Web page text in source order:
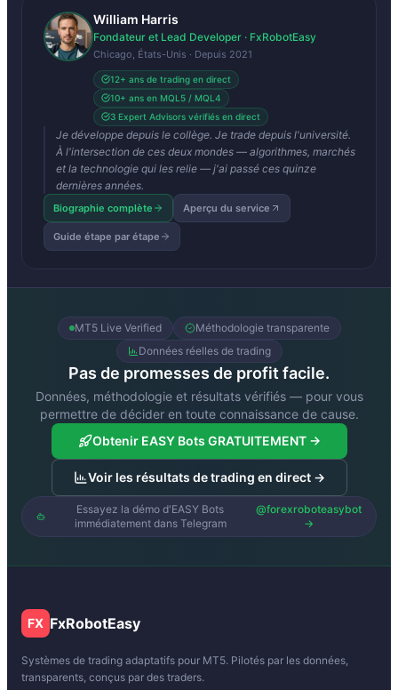
William Harris
Fondateur et Lead Developer · FxRobotEasy
Chicago, États-Unis · Depuis 2021
12+ ans de trading en direct
10+ ans en MQL5 / MQL4
3 Expert Advisors vérifiés en direct
Je développe depuis le collège. Je trade depuis l'université.
À l'intersection de ces deux mondes — algorithmes, marchés
et la technologie qui les relie — j'ai passé ces quinze
dernières années.
Biographie complète Aperçu du service
Guide étape par étape
MT5 Live Verified
Méthodologie transparente
Données réelles de trading
Pas de promesses de profit facile.
Données, méthodologie et résultats vérifiés — pour vous
permettre de décider en toute connaissance de cause.
Obtenir EASY Bots GRATUITEMENT →
Voir les résultats de trading en direct →
Essayez la démo d'EASY Bots
immédiatement dans Telegram
@forexroboteasybot
→
FX FxRobotEasy
Systèmes de trading adaptatifs pour MT5. Pilotés par les données,
transparents, conçus par des traders.